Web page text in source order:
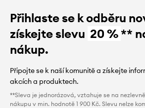
Přihlaste se k odběru
získejte slevu 20 %**
nákup.
Připojte se k naší komunitě a získejte
akcích a produktech.
**Sleva je jednorázová, vztahuje se na
nákupu v min. hodnotě 1 900 Kč. Slevu nelze